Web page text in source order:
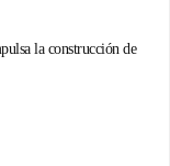
la construcción de